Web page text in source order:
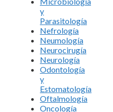
y
Parasitología
Nefrología
Neumología
Neurocirugía
Neurología
Odontología
y
Estomatología
Oftalmología
Oncología